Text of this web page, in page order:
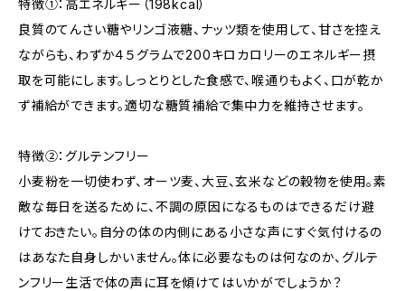
特徴①：高エネルギー（198kcal）
良質のてんさい糖やリンゴ液糖、ナッツ類を使用して、甘さを控え
ながらも、わずか４５グラムで200キロカロリーのエネルギー摂
取を可能にします。しっとりとした食感で、喉通りもよく、口が乾か
ず補給ができます。適切な糖質補給で集中力を維持させます。
特徴②：グルテンフリー
小麦粉を一切使わず、オーツ麦、大豆、玄米などの穀物を使用。素
敵な毎日を送るために、不調の原因になるものはできるだけ避
けておきたい。自分の体の内側にある小さな声にすぐ気付けるの
はあなた自身しかいません。体に必要なものは何なのか、グルテ
ンフリー生活で体の声に耳を傾けてはいかがでしょうか？